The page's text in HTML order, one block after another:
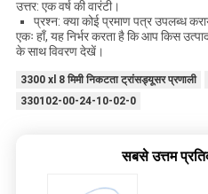
उत्तर: एक वर्ष की वारंटी।
प्रश्न: क्या कोई प्रमाण पत्र उपलब्ध
एकः हाँ, यह निर्भर करता है कि आप किस
के साथ विवरण देखें।
3300 xl 8 मिमी निकटता ट्रांसड्यूसर प्रणाली
330102-00-24-10-02-0
सबसे उत्तम